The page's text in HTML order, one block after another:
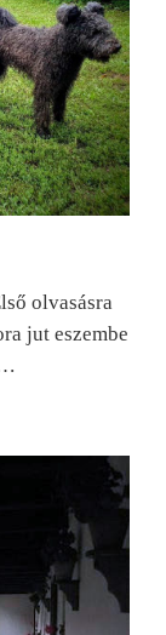
olvasásra
jut eszembe